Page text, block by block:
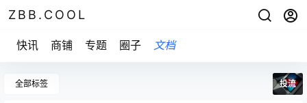
ZBB.COOL
快讯 商铺 专题 圈子 文档
全部标签 投流